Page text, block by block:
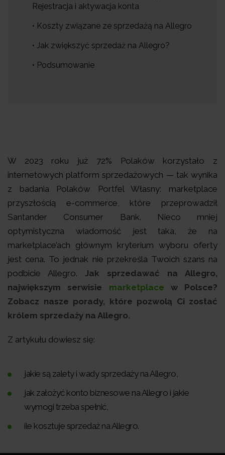
Rejestracja i aktywacja konta
• Koszty związane ze sprzedażą na Allegro
• Jak zwiększyć sprzedaż na Allegro?
• Podsumowanie
W 2023 roku już 72% Polaków korzystało z
internetowych platform sprzedażowych — tak wynika
z badania Polaków Portfel Własny: marketplace
przyszłością e-commerce, które przeprowadził
Santander Consumer Bank. Nieco mniej
optymistyczna wiadomość jest taka, że na
marketplace’ach głównym kryterium wyboru oferty
jest cena. To jednak nie przekreśla Twoich szans na
podbicie Allegro. Jak sprzedawać na Allegro,
największym serwisie marketplace w Polsce?
Zobacz nasze porady, które pozwolą Ci zostać
królem sprzedaży na Allegro.
Z artykułu dowiesz się:
jakie są zalety i wady sprzedaży na Allegro,
jak założyć konto biznesowe na Allegro i jakie
wymogi trzeba spełnić,
ile kosztuje sprzedaż na Allegro.